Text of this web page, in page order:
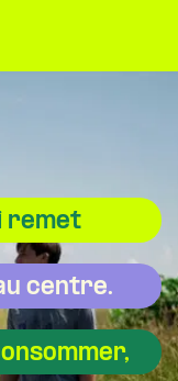
remet
centre.